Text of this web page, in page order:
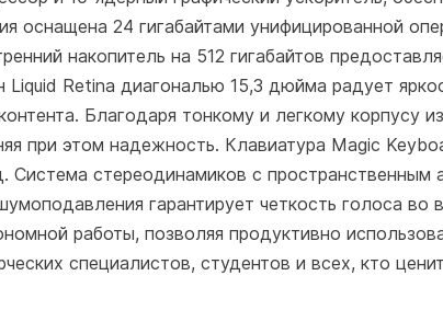
оснащена 24 гигабайтами унифицированной
накопитель на 512 гигабайтов
Retina диагональю 15,3 дюйма радует
Благодаря тонкому и легкому корпусу
при этом надежность. Клавиатура Magic
Система стереодинамиков с
гарантирует четкость голоса во
работы, позволяя продуктивно
специалистов, студентов и всех, кто